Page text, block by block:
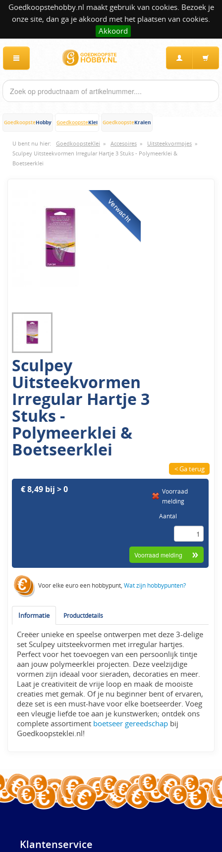
Goedkoopstehobby.nl maakt gebruik van cookies. Bezoek je
onze site, dan ga je akkoord met het plaatsen van cookies.
Akkoord
GoedkoopsteHobby GoedkoopsteKlei GoedkoopsteKralen
U bent nu hier: GoedkoopsteKlei » Accesoires » Uitsteekvormpjes »
Sculpey Uitsteekvormen Irregular Hartje 3 Stuks - Polymeerklei &
Boetseerklei
Verwacht
Sculpey
Uitsteekvormen
Irregular Hartje 3
Stuks -
Polymeerklei &
Boetseerklei
< Ga terug
€ 8,49 bij > 0
Voorraad
melding
Aantal
Voor elke euro een hobbypunt,Wat zijn hobbypunten?
Informatie Productdetails
Creëer unieke en speelse ontwerpen met deze 3-delige
set Sculpey uitsteekvormen met irregular hartjes.
Perfect voor het toevoegen van een persoonlijk tintje
aan jouw polymeerklei projecten. Deze veelzijdige
vormen zijn ideaal voor sieraden, decoraties en meer.
Laat je creativiteit de vrije loop en maak de mooiste
creaties met gemak. Of je nu beginner bent of ervaren,
deze set is een must-have voor elke boetseerder. Voeg
een vleugje liefde toe aan je kunstwerken; ontdek ons
complete assortiment boetseer gereedschap bij
Goedkoopsteklei.nl!
Klantenservice